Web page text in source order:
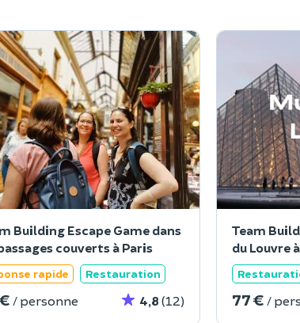
Building Escape Game dans
couverts à Paris
rapide Restauration
/ personne 4,8 (12)
Team
du Louvre
77 € /